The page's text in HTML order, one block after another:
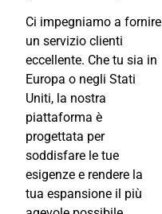
Ci impegniamo a fornire
un servizio clienti
eccellente. Che tu sia in
Europa o negli Stati
Uniti, la nostra
piattaforma è
progettata per
soddisfare le tue
esigenze e rendere la
tua espansione il più